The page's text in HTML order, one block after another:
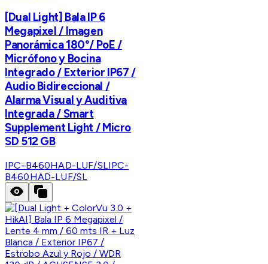
[Dual Light] Bala IP 6
Megapixel / Imagen
Panorámica 180°/ PoE /
Micrófono y Bocina
Integrado / Exterior IP67 /
Audio Bidireccional /
Alarma Visual y Auditiva
Integrada / Smart
Supplement Light / Micro
SD 512 GB
IPC-B460HAD-LUF/SLIPC-
B460HAD-LUF/SL